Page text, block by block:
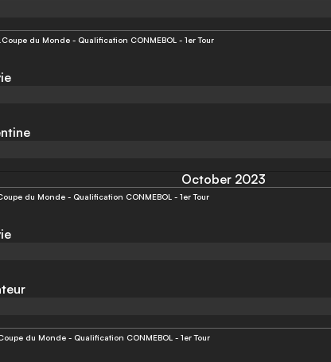
Coupe du Monde - Qualification CONMEBOL - 1er Tour
October 2023
du Monde - Qualification CONMEBOL - 1er Tour
du Monde - Qualification CONMEBOL - 1er Tour